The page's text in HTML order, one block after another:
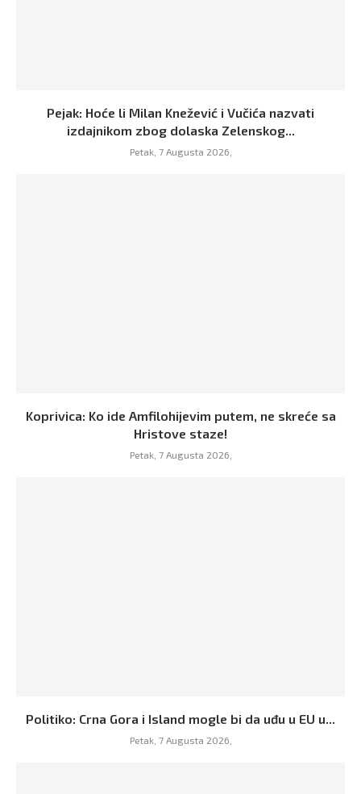
Pejak: Hoće li Milan Knežević i Vučića nazvati
izdajnikom zbog dolaska Zelenskog...
Petak, 7 Augusta 2026,
Koprivica: Ko ide Amfilohijevim putem, ne skreće sa
Hristove staze!
Petak, 7 Augusta 2026,
Politiko: Crna Gora i Island mogle bi da uđu u EU u...
Petak, 7 Augusta 2026,